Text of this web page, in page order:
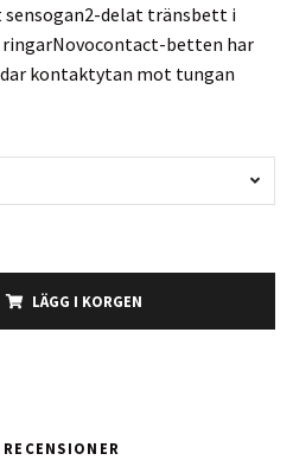
delat tränsbett i
ringarNovocontact-betten har
kontaktytan mot tungan
LÄGG I KORGEN
RECENSIONER